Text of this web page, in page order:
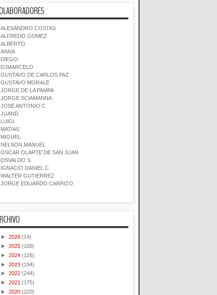
ALEXANDRO COSTAS
ALFREDO GOMEZ
ALBERTO
ANNA
DIEGO
DJMARCELO
GUSTAVO DE CARLOS PAZ
GUSTAVO MORALE
JORGE DE LA PAMPA
JORGE SCIAMANNA
JOSE ANTONIO C.
JUAND
LUIGI
MATIAS
MIGUEL
NELSON MANUEL
OSCAR OLARTE DE SAN JUAN
OSVALDO S.
IGNACIO DANIEL C.
WALTER GUTIERREZ
JORGE EDUARDO CARRIZO
► 2026 (14)
► 2025 (100)
► 2024 (126)
► 2023 (194)
► 2022 (244)
► 2021 (175)
► 2020 (220)